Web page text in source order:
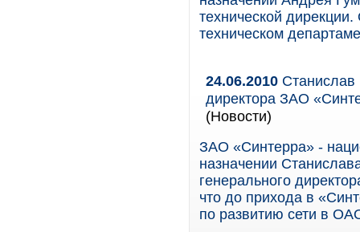
технической
техническом
24.06.2010 Станислав
директора ЗАО
(Новости)
ЗАО «Синтерра» -
назначении
генерального
что до прихода в
по развитию сети в